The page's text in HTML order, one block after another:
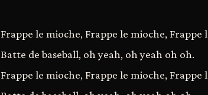
Frappe le mioche, Frappe le mioche, Frappe
Batte de baseball, oh yeah, oh yeah oh oh.
Frappe le mioche, Frappe le mioche, Frappe